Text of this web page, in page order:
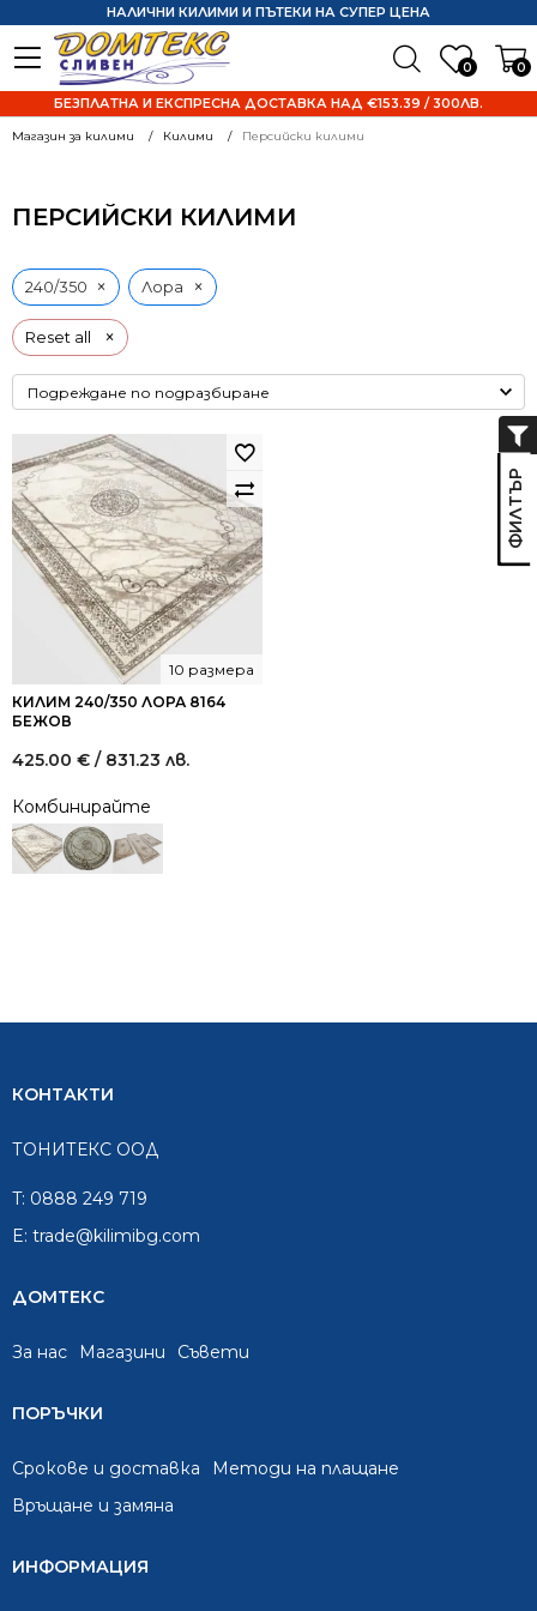
0 0
НАЛИЧНИ КИЛИМИ И ПЪТЕКИ НА СУПЕР ЦЕНА
БЕЗПЛАТНА И ЕКСПРЕСНА ДОСТАВКА НАД €153.39 / 300ЛВ.
Магазин за килими Килими Персийски килими
ПЕРСИЙСКИ КИЛИМИ
Reset all ×
240/350 × Лора ×
КИЛИМ 240/350 ЛОРА 8164
БЕЖОВ
10 размера
425.00 € / 831.23 лв.
Комбинирайте
КОНТАКТИ
ТОНИТЕКС ООД
T: 0888 249 719
E: trade@kilimibg.com
ДОМТЕКС
За нас Mагазини Съвети
ПОРЪЧКИ
Срокове и доставка
Методи на плащане
Връщане и замяна
ИНФОРМАЦИЯ